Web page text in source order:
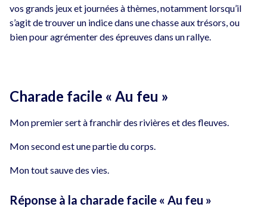
vos grands jeux et journées à thèmes, notamment lorsqu’il
s’agit de trouver un indice dans une chasse aux trésors, ou
bien pour agrémenter des épreuves dans un rallye.
Charade facile « Au feu »
Mon premier sert à franchir des rivières et des fleuves.
Mon second est une partie du corps.
Mon tout sauve des vies.
Réponse à la charade facile « Au feu »